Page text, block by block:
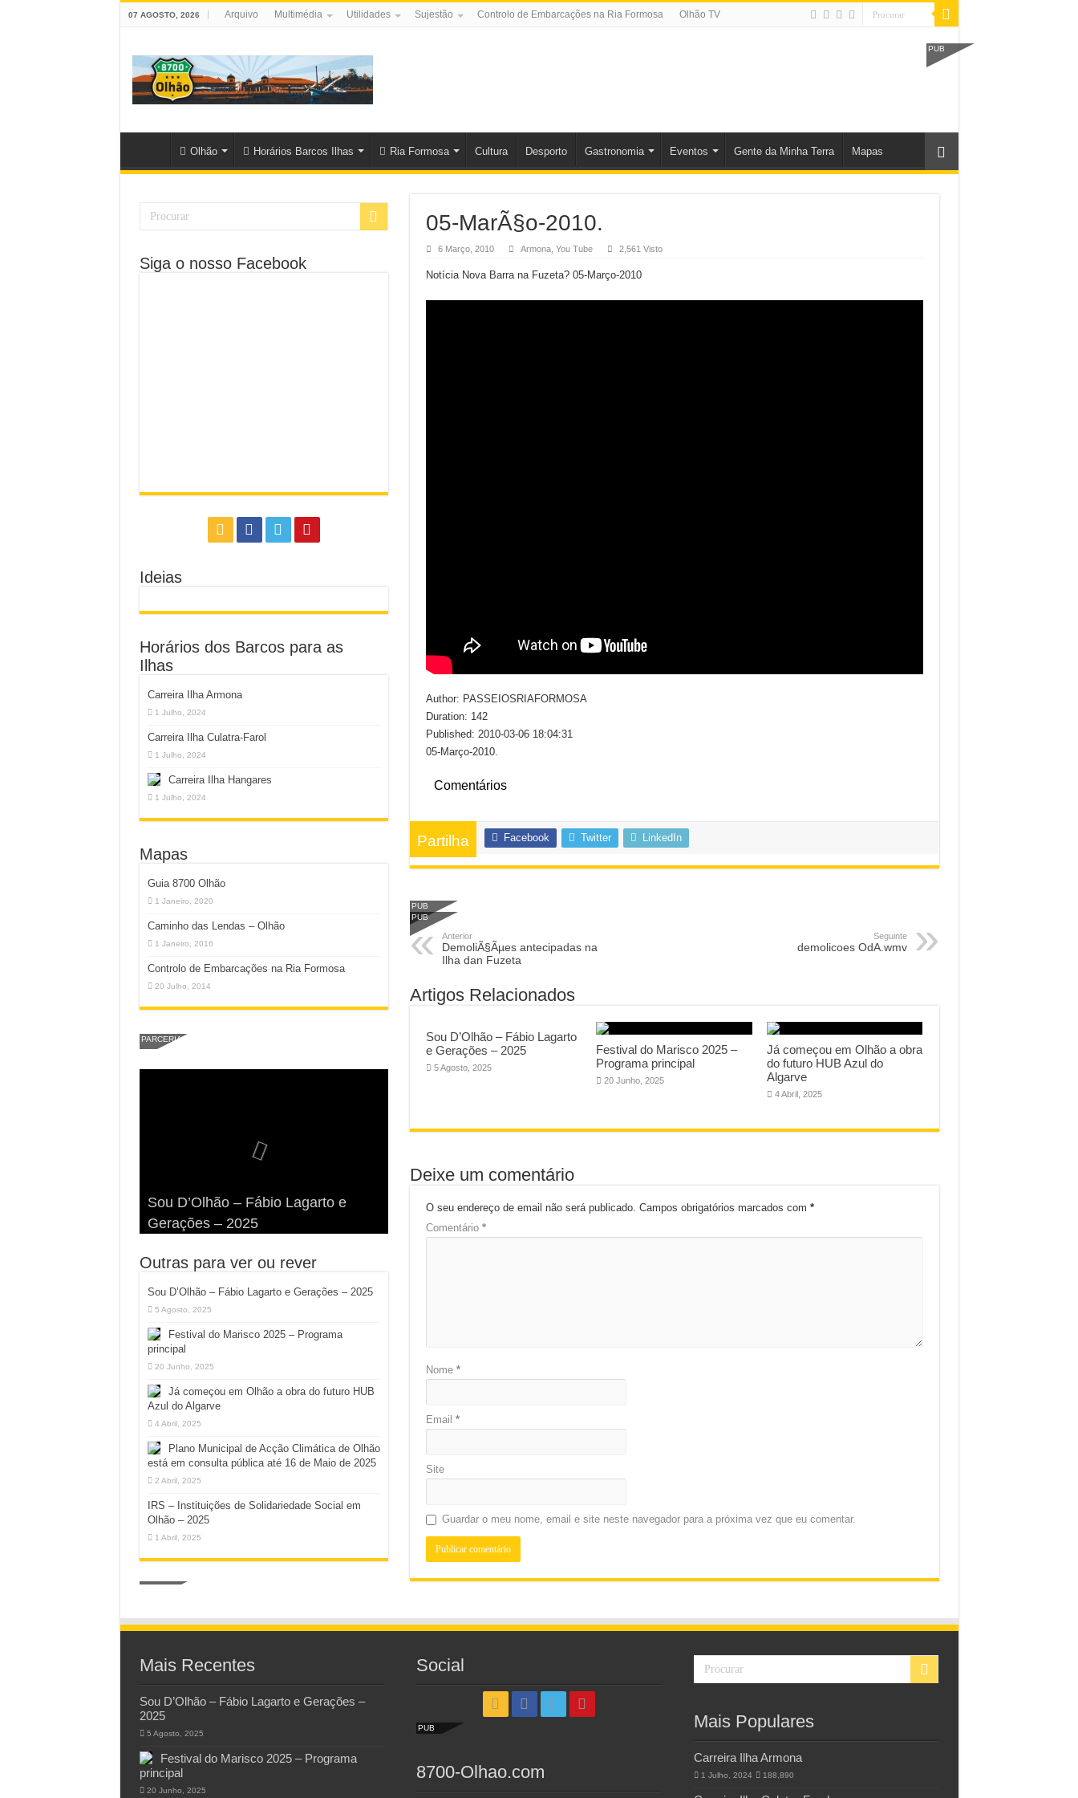
07 AGOSTO, 2026 Arquivo Multimédia Utilidades Sujestão Controlo de Embarcações na Ria Formosa Olhão TV
PUB
Olhão Horários Barcos Ilhas Ria Formosa Cultura Desporto Gastronomia Eventos Gente da Minha Terra Mapas
05-MarÃ§o-2010.
6 Março, 2010 Armona, You Tube 2,561 Visto
Notícia Nova Barra na Fuzeta? 05-Março-2010
Author: PASSEIOSRIAFORMOSA
Duration: 142
Published: 2010-03-06 18:04:31
05-Março-2010.
Comentários
Partilha Facebook Twitter LinkedIn
PUB
PUB
Anterior
DemoliÃ§Ãµes antecipadas na
Ilha dan Fuzeta
Seguinte
demolicoes OdA.wmv
Artigos Relacionados
Sou D’Olhão – Fábio Lagarto
e Gerações – 2025
5 Agosto, 2025
Festival do Marisco 2025 –
Programa principal
20 Junho, 2025
Já começou em Olhão a obra
do futuro HUB Azul do
Algarve
4 Abril, 2025
Deixe um comentário
O seu endereço de email não será publicado. Campos obrigatórios marcados com *
Comentário *
Nome *
Email *
Site
Guardar o meu nome, email e site neste navegador para a próxima vez que eu comentar.
Siga o nosso Facebook
Ideias
Horários dos Barcos para as
Ilhas
Carreira Ilha Armona
1 Julho, 2024
Carreira Ilha Culatra-Farol
1 Julho, 2024
Carreira Ilha Hangares
1 Julho, 2024
Mapas
Guia 8700 Olhão
1 Janeiro, 2020
Caminho das Lendas – Olhão
1 Janeiro, 2016
Controlo de Embarcações na Ria Formosa
20 Julho, 2014
PARCERIA
Sou D’Olhão – Fábio Lagarto e
Gerações – 2025
Armona: Música, Comida e
Diversão à Beira-Ria!
Taphani X Benkest: Vídeo Musical
na Ilha da Armona
“Lavar a Loiça” na Ilha dos
Hangares
Quatro Dias Mais Um de Aventura e
Diversão!
Outras para ver ou rever
Sou D’Olhão – Fábio Lagarto e Gerações – 2025
5 Agosto, 2025
Festival do Marisco 2025 – Programa
principal
20 Junho, 2025
Já começou em Olhão a obra do futuro HUB
Azul do Algarve
4 Abril, 2025
Plano Municipal de Acção Climática de Olhão
está em consulta pública até 16 de Maio de 2025
2 Abril, 2025
IRS – Instituições de Solidariedade Social em
Olhão – 2025
1 Abril, 2025
Mais Recentes
Sou D’Olhão – Fábio Lagarto e Gerações –
2025
5 Agosto, 2025
Festival do Marisco 2025 – Programa
principal
20 Junho, 2025
Social
PUB
8700-Olhao.com
Mais Populares
Carreira Ilha Armona
1 Julho, 2024 188,890